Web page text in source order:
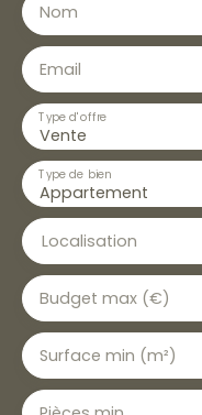
Nom
Email
Vente
Type d'offre
Appartement
Type de bien
Localisation
Budget max (€)
Surface min (m²)